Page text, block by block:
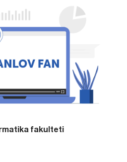
fakulteti